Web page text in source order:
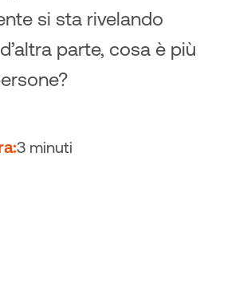
si sta rivelando
parte, cosa è più
3 minuti